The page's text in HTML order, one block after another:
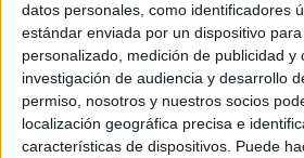
datos personales, como identificadores
estándar enviada por un dispositivo
personalizado, medición de publicidad y
investigación de audiencia y desarrollo
permiso, nosotros y nuestros socios
localización geográfica precisa e
características de dispositivos. Puede
Universidad Politécnica de
Universidad Pública
Duración:5,0 años
Precio del primer curso:no
Pídeles información ¡GRATIS!